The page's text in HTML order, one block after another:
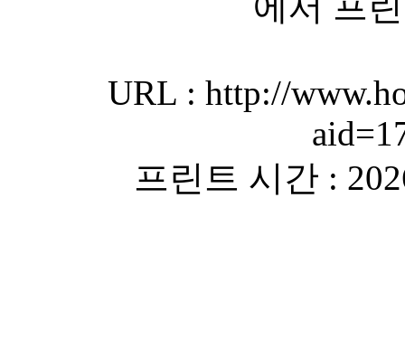
URL : http://
프린트 시간 :